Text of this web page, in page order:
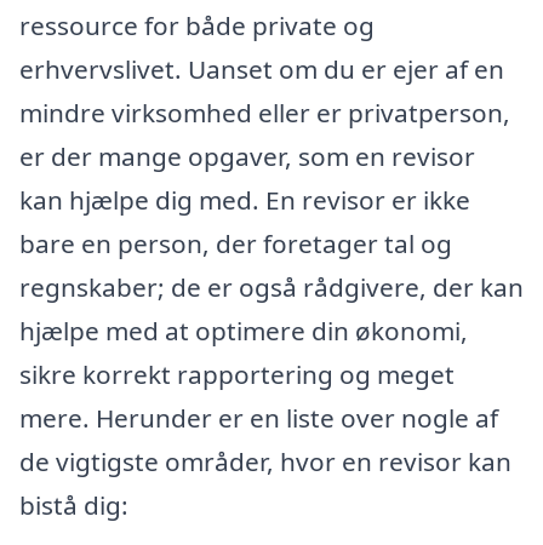
ressource for både private og
erhvervslivet. Uanset om du er ejer af en
mindre virksomhed eller er privatperson,
er der mange opgaver, som en revisor
kan hjælpe dig med. En revisor er ikke
bare en person, der foretager tal og
regnskaber; de er også rådgivere, der kan
hjælpe med at optimere din økonomi,
sikre korrekt rapportering og meget
mere. Herunder er en liste over nogle af
de vigtigste områder, hvor en revisor kan
bistå dig: